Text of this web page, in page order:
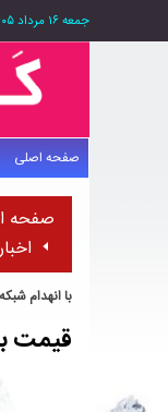
جمعه ۱۶ مرداد ۱۴۰۵
صفحه اصلی
صفحه
با انهدام
قیمت بلیت ها